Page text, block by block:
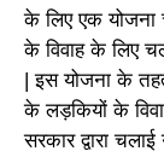
के लिए एक योजना
के विवाह के लिए
| इस योजना के
के लड़कियों के
सरकार द्वारा